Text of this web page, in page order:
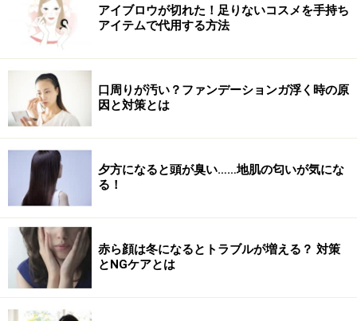
アイブロウが切れた！足りないコスメを手持ち
アイテムで代用する方法
口周りが汚い？ファンデーションガ浮く時の原
因と対策とは
夕方になると頭が臭い……地肌の匂いが気にな
る！
赤ら顔は冬になるとトラブルが増える？ 対策
とNGケアとは